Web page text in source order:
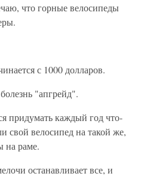
что горные велосипеды
с 1000 долларов.
"апгрейд".
придумать каждый год что-
свой велосипед на такой же,
на раме.
останавливает все, и